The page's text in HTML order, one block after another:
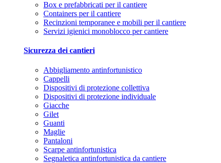
Box e prefabbricati per il cantiere
Containers per il cantiere
Recinzioni temporanee e mobili per il cantiere
Servizi igienici monoblocco per cantiere
Sicurezza dei cantieri
Abbigliamento antinfortunistico
Cappelli
Dispositivi di protezione collettiva
Dispositivi di protezione individuale
Giacche
Gilet
Guanti
Maglie
Pantaloni
Scarpe antinfortunistica
Segnaletica antinfortunistica da cantiere